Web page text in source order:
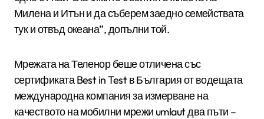
Милена и Итън и да съберем заедно семействата
тук и отвъд океана”, допълни той.
Мрежата на Теленор беше отличена със
сертификата Best in Test в България от водещата
международна компания за измерване на
качеството на мобилни мрежи umlaut два пъти –